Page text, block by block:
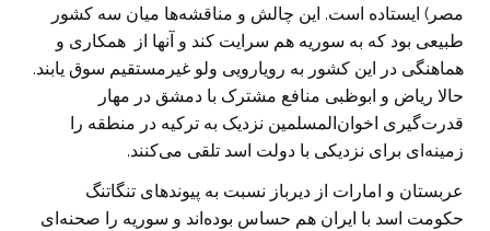
مصر) ایستاده است. این چالش و مناقشه‌ها میان سه کشور
طبیعی بود که به سوریه هم سرایت کند و آنها از همکاری و
هماهنگی در این کشور به رویارویی ولو غیرمستقیم سوق یابند.
حالا ریاض و ابوظبی منافع مشترک با دمشق در مهار
قدرت‌گیری اخوان‌المسلمین نزدیک به ترکیه در منطقه را
زمینه‌ای برای نزدیکی با دولت اسد تلقی می‌کنند.
عربستان و امارات از دیرباز نسبت به پیوندهای تنگاتنگ
حکومت اسد با ایران هم حساس بوده‌اند و سوریه را صحنه‌ای